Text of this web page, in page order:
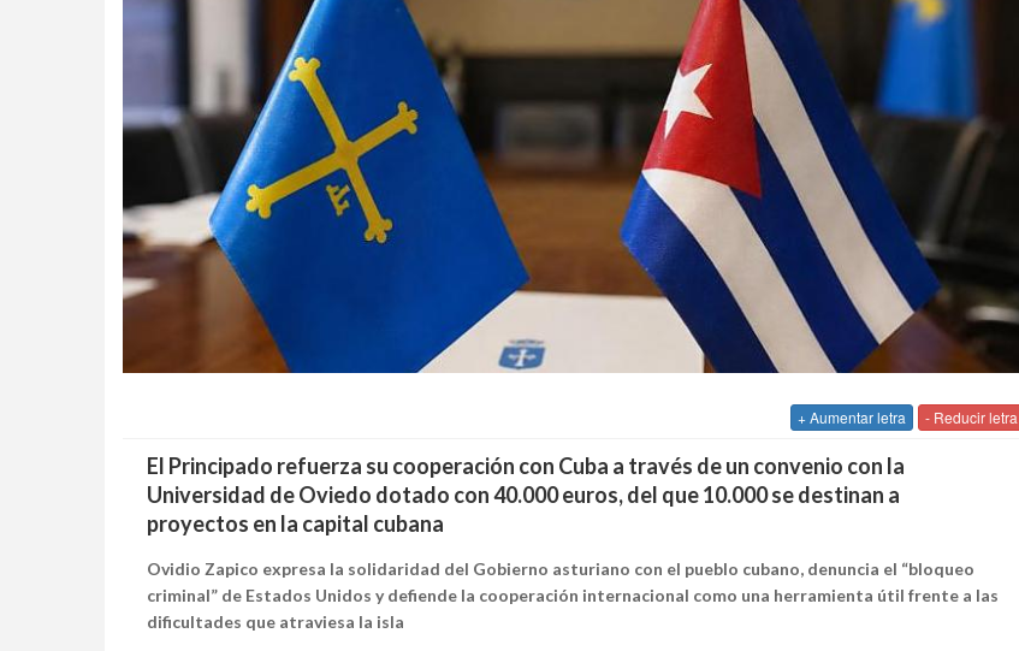
+ Aumentar letra - Reducir letra
El Principado refuerza su cooperación con Cuba a través de un convenio con la
Universidad de Oviedo dotado con 40.000 euros, del que 10.000 se destinan a
proyectos en la capital cubana
Ovidio Zapico expresa la solidaridad del Gobierno asturiano con el pueblo cubano, denuncia el “bloqueo
criminal” de Estados Unidos y defiende la cooperación internacional como una herramienta útil frente a las
dificultades que atraviesa la isla